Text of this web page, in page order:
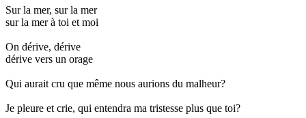
Sur la mer, sur la mer
sur la mer à toi et moi
On dérive, dérive
dérive vers un orage
Qui aurait cru que même nous aurions du malheur?
Je pleure et crie, qui entendra ma tristesse plus que toi?